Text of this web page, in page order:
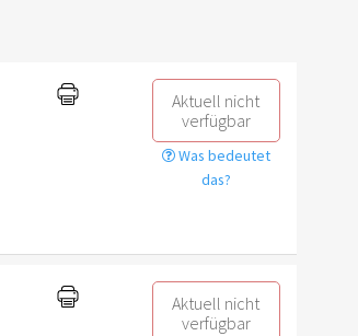
Aktuell nicht
verfügbar
Was bedeutet
das?
Aktuell nicht
verfügbar